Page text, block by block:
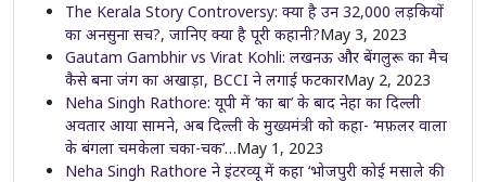
The Kerala Story Controversy: क्या है उन 32,000 लड़कियों
का अनसुना सच?, जानिए क्या है पूरी कहानी?May 3, 2023
Gautam Gambhir vs Virat Kohli: लखनऊ और बेंगलुरू का मैच
कैसे बना जंग का अखाड़ा, BCCI ने लगाई फटकारMay 2, 2023
Neha Singh Rathore: यूपी में ‘का बा’ के बाद नेहा का दिल्ली
अवतार आया सामने, अब दिल्ली के मुख्यमंत्री को कहा- ‘मफ़लर वाला
के बंगला चमकेला चका-चक’…May 1, 2023
Neha Singh Rathore ने इंटरव्यू में कहा ‘भोजपुरी कोई मसाले की